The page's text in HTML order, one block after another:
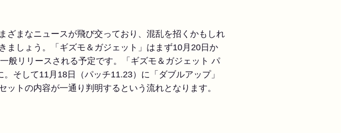
ざまなニュースが飛び交っており、混乱を招くかもしれ
ましょう。「ギズモ＆ガジェット」はまず10月20日か
般リリースされる予定です。「ギズモ＆ガジェット パ
そして11月18日（パッチ11.23）に「ダブルアップ」
トの内容が一通り判明するという流れとなります。